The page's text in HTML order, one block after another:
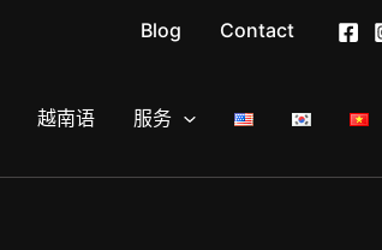
Blog Contact
越南语 服务